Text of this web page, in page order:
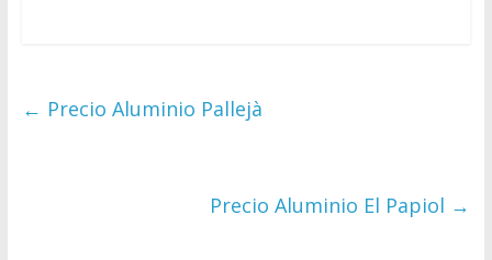
← Precio Aluminio Pallejà
Precio Aluminio El Papiol →